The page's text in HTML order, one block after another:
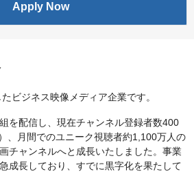
Apply Now
ビジネス映像メディア企業です。
を配信し、現在チャンネル登録者数400
、月間でのユニーク視聴者約1,100万人の
チャンネルへと成長いたしました。事業
成長しており、すでに黒字化を果たして